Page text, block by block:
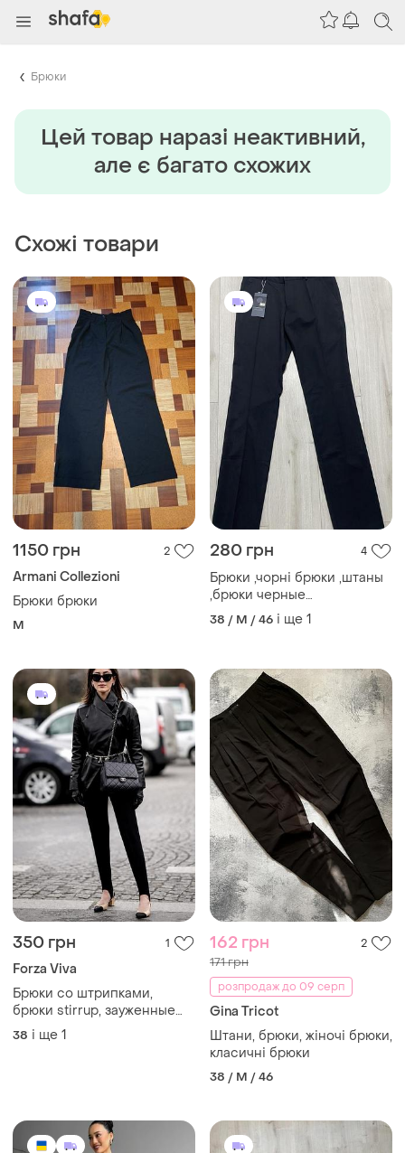
Брюки
Цей товар наразi неактивний,
але є багато схожих
Схожі товари
1150 грн 2
Armani Collezioni
Брюки брюки
M
280 грн 4
Брюки ,чорні брюки ,штаны
,брюки черные
брюки,чоловічі брюки
,жіночі брюки
38 / M / 46 і ще 1
350 грн 1
Forza Viva
Брюки со штрипками,
брюки stirrup, зауженные
брюки, брюки-дудочки,
эластичные брюки, базовые
38 і ще 1
162 грн 2
171 грн
розпродаж до 09 серп
Gina Tricot
Штани, брюки, жіночі брюки,
класичні брюки
38 / M / 46